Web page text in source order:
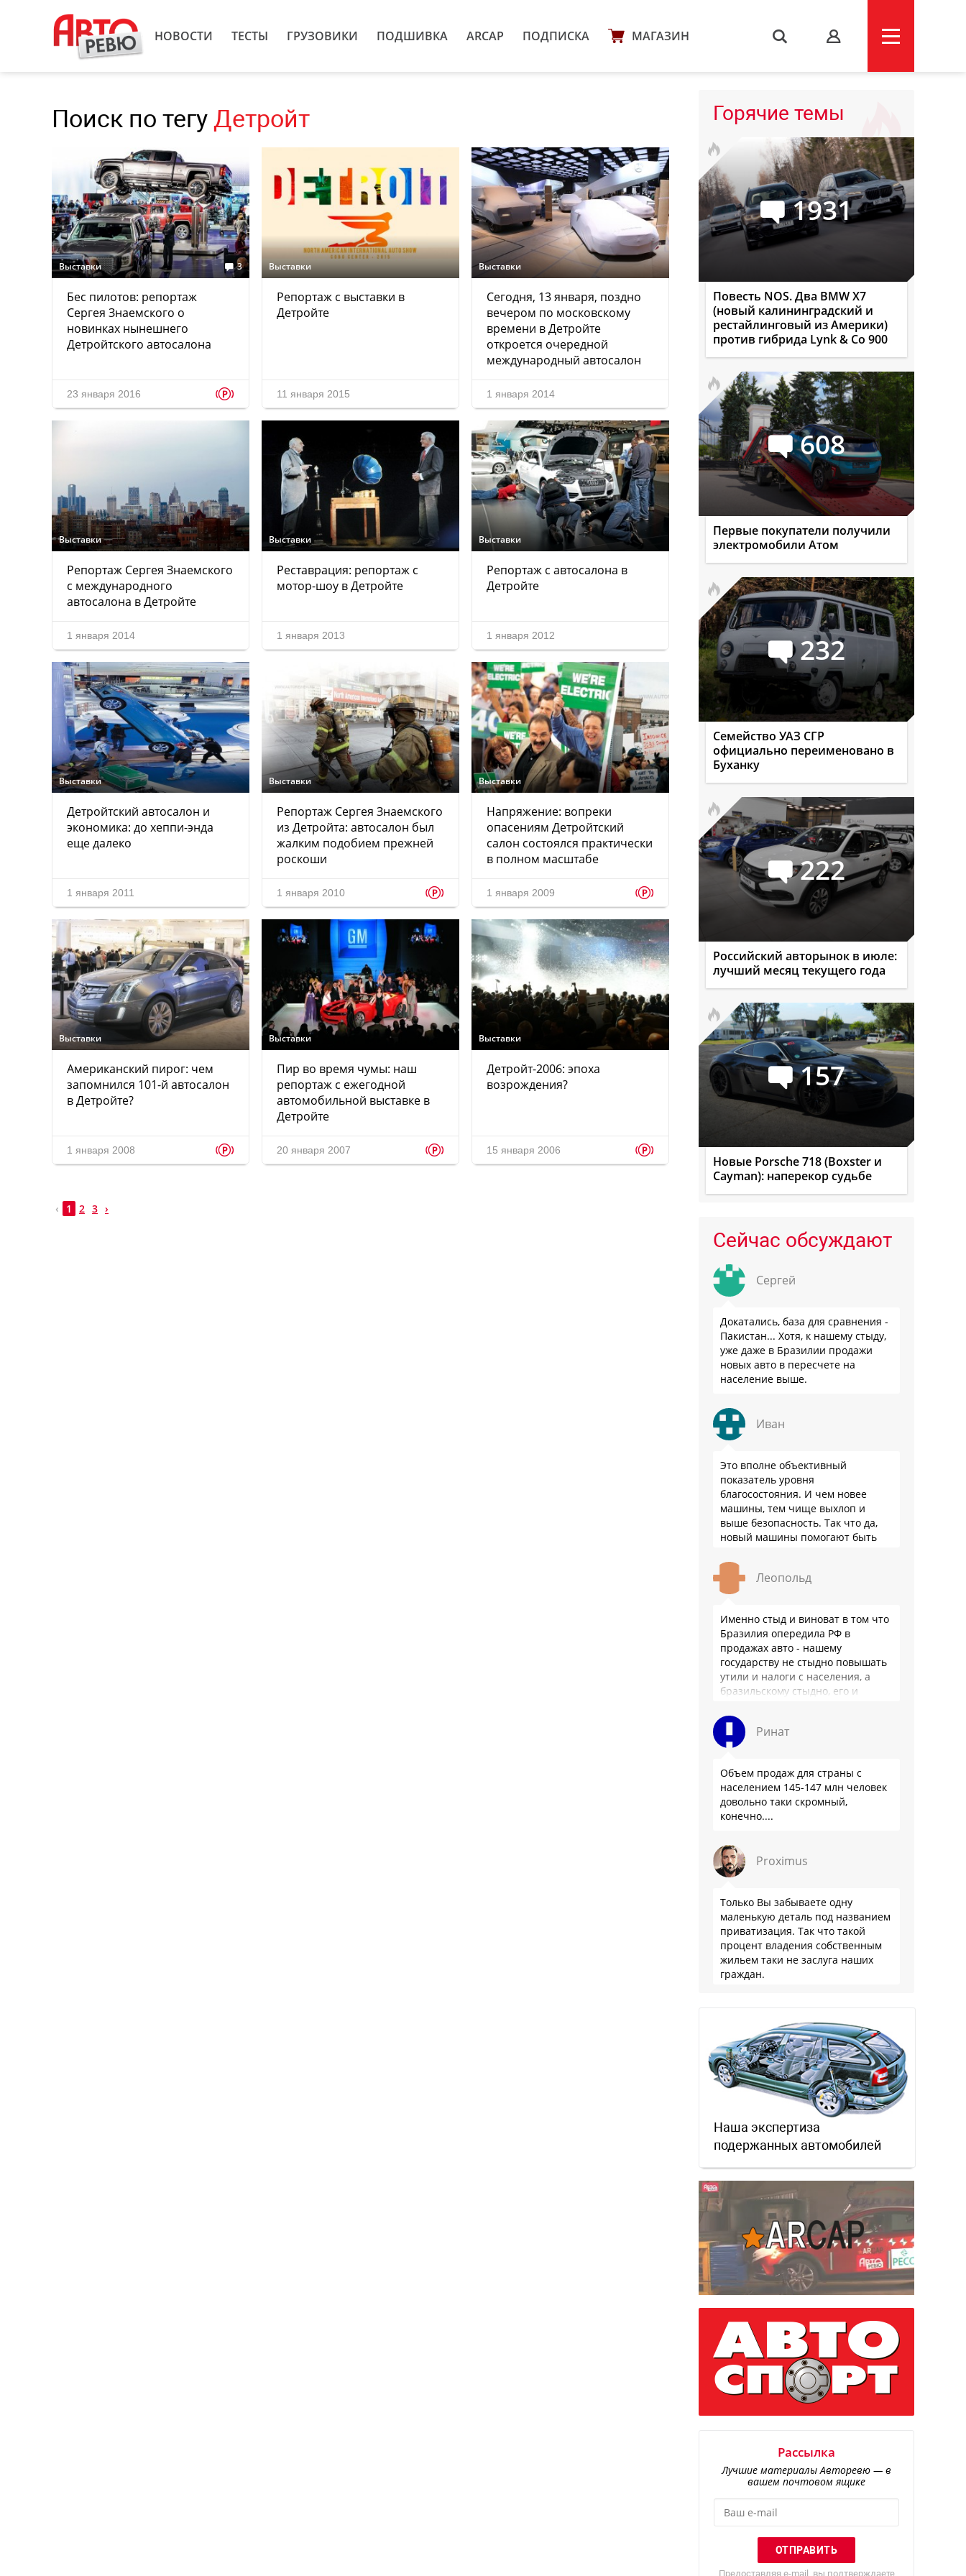
НОВОСТИ ТЕСТЫ ГРУЗОВИКИ ПОДШИВКА ARCAP ПОДПИСКА МАГАЗИН s
Поиск по тегу Детройт
Выставки 3
Бес пилотов: репортаж
Сергея Знаемского о
новинках нынешнего
Детройтского автосалона
23 января 2016 p
Выставки
Репортаж с выставки в
Детройте
11 января 2015
Выставки
Сегодня, 13 января, поздно
вечером по московскому
времени в Детройте
откроется очередной
международный автосалон
1 января 2014
Выставки
Репортаж Сергея Знаемского
с международного
автосалона в Детройте
1 января 2014
Выставки
Реставрация: репортаж с
мотор-шоу в Детройте
1 января 2013
Выставки
Репортаж с автосалона в
Детройте
1 января 2012
Выставки
Детройтский автосалон и
экономика: до хеппи-энда
еще далеко
1 января 2011
Выставки
Репортаж Сергея Знаемского
из Детройта: автосалон был
жалким подобием прежней
роскоши
1 января 2010 p
Выставки
Напряжение: вопреки
опасениям Детройтский
салон состоялся практически
в полном масштабе
1 января 2009 p
Выставки
Американский пирог: чем
запомнился 101-й автосалон
в Детройте?
1 января 2008 p
Выставки
Пир во время чумы: наш
репортаж с ежегодной
автомобильной выставке в
Детройте
20 января 2007 p
Выставки
Детройт-2006: эпоха
возрождения?
15 января 2006 p
‹ 1 2 3 ›
Горячие темы
1931
Повесть NOS. Два BMW X7
(новый калининградский и
рестайлинговый из Америки)
против гибрида Lynk & Co 900
608
Первые покупатели получили
электромобили Атом
232
Семейство УАЗ СГР
официально переименовано в
Буханку
222
Российский авторынок в июле:
лучший месяц текущего года
157
Новые Porsche 718 (Boxster и
Cayman): наперекор судьбе
Сейчас обсуждают
Сергей
Докатались, база для сравнения -
Пакистан... Хотя, к нашему стыду,
уже даже в Бразилии продажи
новых авто в пересчете на
население выше.
Иван
Это вполне объективный
показатель уровня
благосостояния. И чем новее
машины, тем чище выхлоп и
выше безопасность. Так что да,
новый машины помогают быть
Леопольд
Именно стыд и виноват в том что
Бразилия опередила РФ в
продажах авто - нашему
государству не стыдно повышать
утили и налоги с населения, а
бразильскому стыдно, его и
Ринат
Объем продаж для страны с
населением 145-147 млн человек
довольно таки скромный,
конечно....
Proximus
Только Вы забываете одну
маленькую деталь под названием
приватизация. Так что такой
процент владения собственным
жильем таки не заслуга наших
граждан.
Наша экспертиза
подержанных автомобилей
Рассылка
Лучшие материалы Авторевю — в
вашем почтовом ящике
Предоставляя e-mail, вы подтверждаете